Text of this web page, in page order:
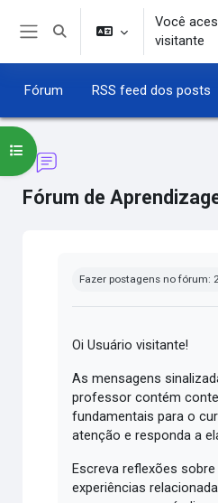
Ir para o conteúdo principal
Alternar entrada de pesquisa
Você
visitante
Fórum RSS feed dos posts
Fórum de
Abrir índice do curso
Fazer postagens no fórum:
Oi Usuário visitante!
As mensagens
professor contém
fundamentais para o
atenção e responda a
Escreva reflexões
experiências